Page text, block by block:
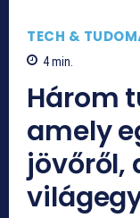
TECH &
4min.
Három
amely
jövőről,